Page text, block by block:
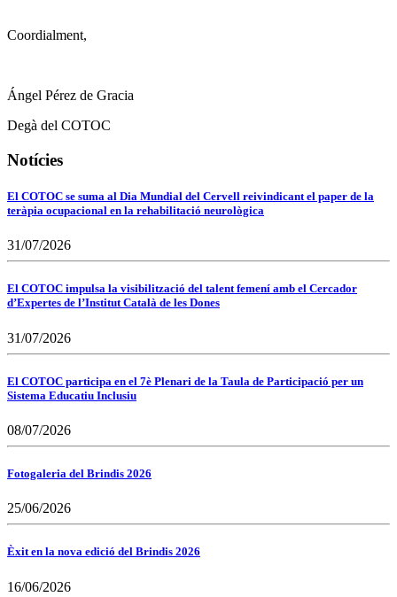
Coordialment,
Ángel Pérez de Gracia
Degà del COTOC
Notícies
El COTOC se suma al Dia Mundial del Cervell reivindicant el paper de la
teràpia ocupacional en la rehabilitació neurològica
31/07/2026
El COTOC impulsa la visibilització del talent femení amb el Cercador
d’Expertes de l’Institut Català de les Dones
31/07/2026
El COTOC participa en el 7è Plenari de la Taula de Participació per un
Sistema Educatiu Inclusiu
08/07/2026
Fotogaleria del Brindis 2026
25/06/2026
Èxit en la nova edició del Brindis 2026
16/06/2026